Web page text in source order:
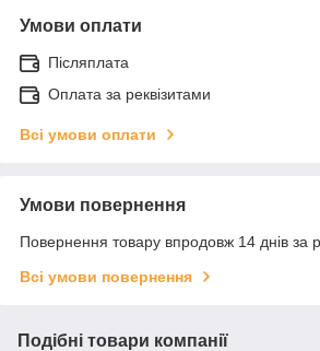
Умови оплати
Післяплата
Оплата за реквізитами
Всі умови оплати
Умови повернення
Повернення товару впродовж 14 днів за
Всі умови повернення
Подібні товари компанії